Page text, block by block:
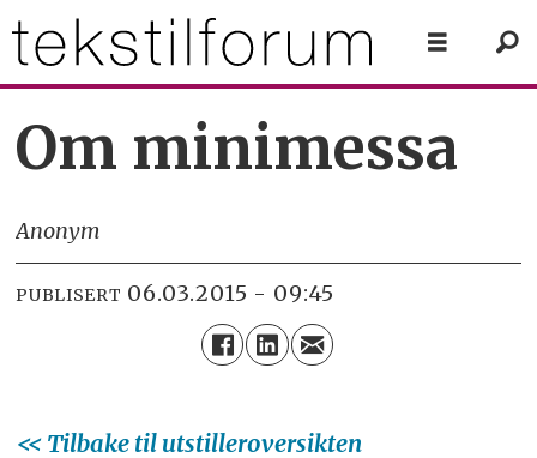
Om minimessa
Anonym
PUBLISERT 06.03.2015 - 09:45
<< Tilbake til utstilleroversikten